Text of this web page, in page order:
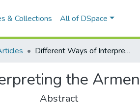
& Collections All of DSpace
Different Ways of Interpreting the Armenian Genocide of 1915
the
Abstract